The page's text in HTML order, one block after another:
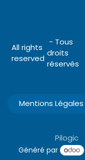
All rights
reserved
- Tous
droits
réservés
Mentions Légales
Pilogic
Généré par